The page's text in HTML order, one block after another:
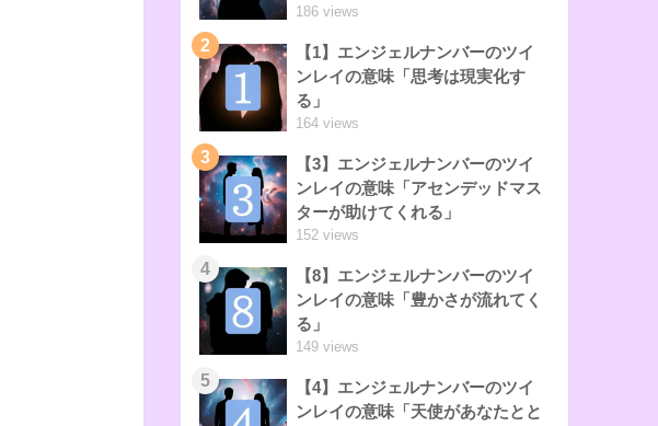
186 views
2
【1】エンジェルナンバーのツイ
ンレイの意味「思考は現実化す
る」
164 views
3
【3】エンジェルナンバーのツイ
ンレイの意味「アセンデッドマス
ターが助けてくれる」
152 views
4
【8】エンジェルナンバーのツイ
ンレイの意味「豊かさが流れてく
る」
149 views
5
【4】エンジェルナンバーのツイ
ンレイの意味「天使があなたとと